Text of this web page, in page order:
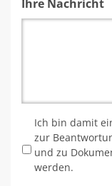
Ihre Nachricht
Ich bin damit
zur
und zu
werden.